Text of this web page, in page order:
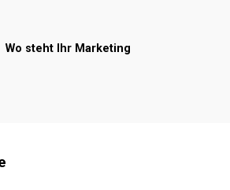
Wo steht Ihr Marketing